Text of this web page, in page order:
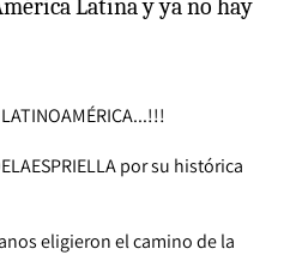
Latina y ya no hay
LATINOAMÉRICA...!!!
por su histórica
eligieron el camino de la